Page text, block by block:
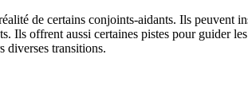
de certains conjoints-aidants. Ils peuvent
Ils offrent aussi certaines pistes pour guider
diverses transitions.